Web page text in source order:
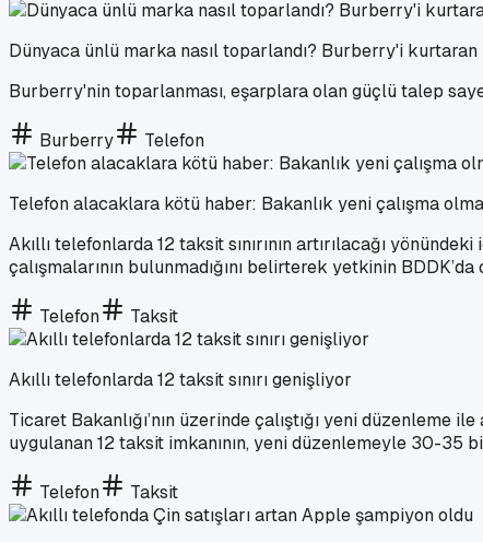
Dünyaca ünlü marka nasıl toparlandı? Burberry'i kurtaran
Burberry'nin toparlanması, eşarplara olan güçlü talep
Burberry Telefon
Telefon alacaklara kötü haber: Bakanlık yeni çalışma
Akıllı telefonlarda 12 taksit sınırının artırılacağı
çalışmalarının bulunmadığını belirterek yetkinin
Telefon Taksit
Akıllı telefonlarda 12 taksit sınırı genişliyor
Ticaret Bakanlığı’nın üzerinde çalıştığı yeni
uygulanan 12 taksit imkanının, yeni düzenlemeyle 30-35
Telefon Taksit